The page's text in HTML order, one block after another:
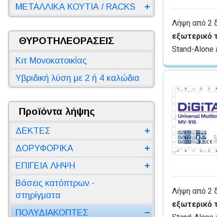
ΜΕΤΑΛΛΙΚΑ ΚΟΥΤΙΑ / RACKS
ΘΥΡΟΤΗΛΕΟΡΑΣΕΙΣ
Κιτ Μονοκατοικίας
Υβριδική λύση με 2 ή 4 καλώδια
Προϊόντα λήψης
ΔΕΚΤΕΣ
ΔΟΡΥΦΟΡΙΚΑ
ΕΠΙΓΕΙΑ ΛΗΨΗ
Βάσεις κατόπτρων -
στηρίγματα
ΠΟΛΥΔΙΑΚΟΠΤΕΣ
Λήψη από 2
εξωτερικό
Stand-Alone
Λήψη από 2
εξωτερικό